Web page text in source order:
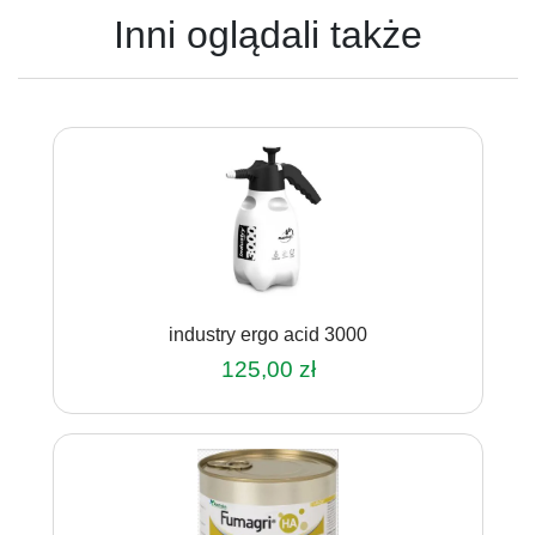
Inni oglądali także
industry ergo acid 3000
125,00 zł